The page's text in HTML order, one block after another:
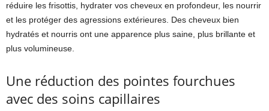
réduire les frisottis, hydrater vos cheveux en profondeur, les nourrir
et les protéger des agressions extérieures. Des cheveux bien
hydratés et nourris ont une apparence plus saine, plus brillante et
plus volumineuse.
Une réduction des pointes fourchues
avec des soins capillaires